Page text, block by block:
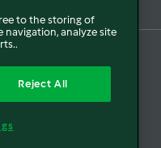
to the storing of
analyze site
Reject All